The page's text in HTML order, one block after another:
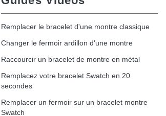
Remplacer le bracelet d'une montre classique
Changer le fermoir ardillon d'une montre
Raccourcir un bracelet de montre en métal
Remplacez votre bracelet Swatch en 20
secondes
Remplacer un fermoir sur un bracelet montre
Swatch